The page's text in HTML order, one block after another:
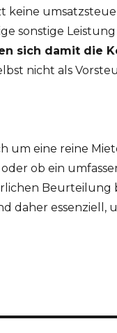
keine
sonstige
sich damit die
nicht als
um eine reine
ob ein
Beurteilung
daher essenziell,